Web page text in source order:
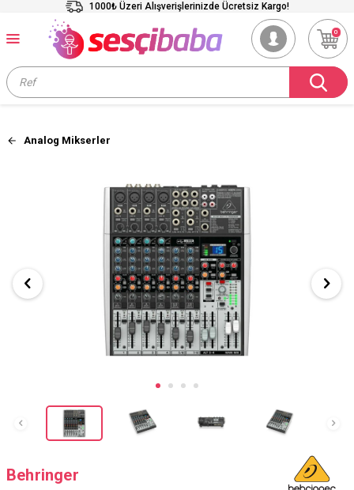
1000₺ Üzeri Alışverişlerinizde Ücretsiz Kargo!
0
Analog Mikserler
Behringer